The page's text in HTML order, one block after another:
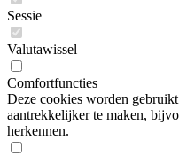
Sessie
Valutawissel
Comfortfuncties
Deze cookies worden
aantrekkelijker te maken,
herkennen.